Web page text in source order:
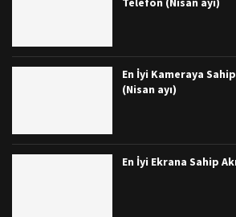
En İyi Kameraya
(Nisan ayı)
En İyi Ekrana Sahip